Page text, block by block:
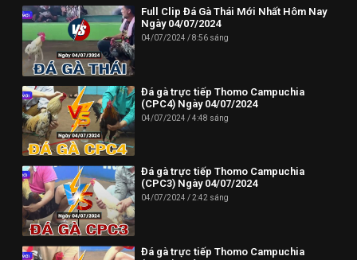
© Bản quyền thuộc về Dagatructiep.Tube
© Mọi thông tin bản quyền hay khiếu nại liên hệ :
info@dagatructiep.tube
Full Clip Đá Gà Thái Mới Nhất Hôm Nay
Ngày 04/07/2024
04/07/2024 8:56 sáng
Đá gà trực tiếp Thomo Campuchia
(CPC4) Ngày 04/07/2024
04/07/2024 4:48 sáng
Đá gà trực tiếp Thomo Campuchia
(CPC3) Ngày 04/07/2024
04/07/2024 2:42 sáng
Đá gà trực tiếp Thomo Campuchia